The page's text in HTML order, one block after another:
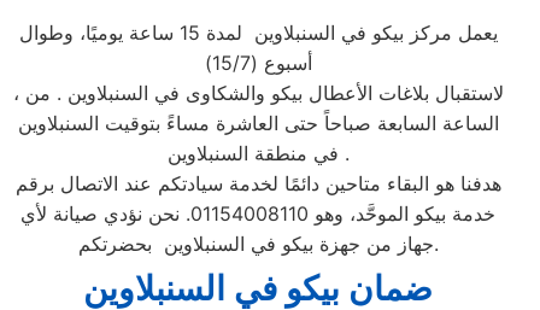
يعمل مركز بيكو في السنبلاوين لمدة 15 ساعة يوميًا، وطوال
أسبوع (15/7)
، لاستقبال بلاغات الأعطال بيكو والشكاوى في السنبلاوين . من
الساعة السابعة صباحاً حتى العاشرة مساءً بتوقيت السنبلاوين
في منطقة السنبلاوين .
هدفنا هو البقاء متاحين دائمًا لخدمة سيادتكم عند الاتصال برقم
خدمة بيكو الموحَّد، وهو 01154008110. نحن نؤدي صيانة لأي
جهاز من جهزة بيكو في السنبلاوين بحضرتكم.
ضمان بيكو في السنبلاوين